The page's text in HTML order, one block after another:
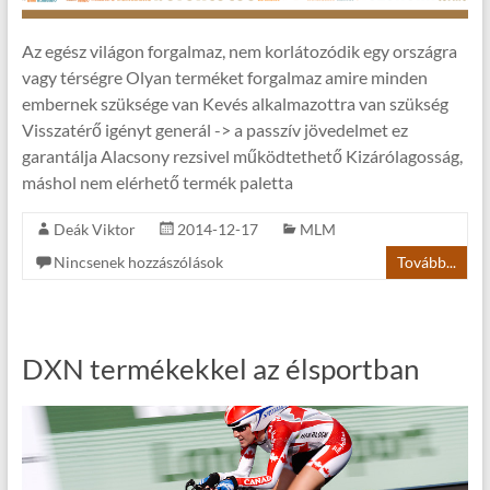
Az egész világon forgalmaz, nem korlátozódik egy országra
vagy térségre Olyan terméket forgalmaz amire minden
embernek szüksége van Kevés alkalmazottra van szükség
Visszatérő igényt generál -> a passzív jövedelmet ez
garantálja Alacsony rezsivel működtethető Kizárólagosság,
máshol nem elérhető termék paletta
Deák Viktor 2014-12-17
MLM
Nincsenek hozzászólások
Tovább...
DXN termékekkel az élsportban